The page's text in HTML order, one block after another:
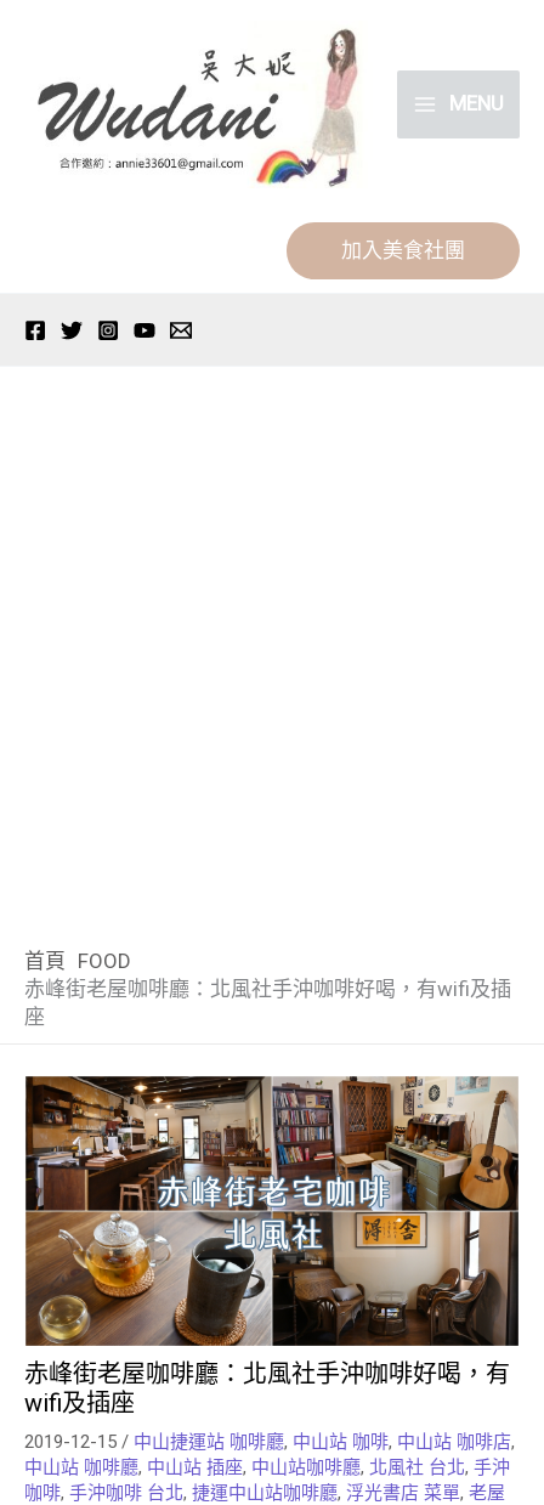
MENU
加入美食社團
首頁 FOOD
赤峰街老屋咖啡廳：北風社手沖咖啡好喝，有wifi及插
座
赤峰街老屋咖啡廳：北風社手沖咖啡好喝，有
wifi及插座
2019-12-15 / 中山捷運站 咖啡廳, 中山站 咖啡, 中山站 咖啡店,
中山站 咖啡廳, 中山站 插座, 中山站咖啡廳, 北風社 台北, 手沖
咖啡, 手沖咖啡 台北, 捷運中山站咖啡廳, 浮光書店 菜單, 老屋